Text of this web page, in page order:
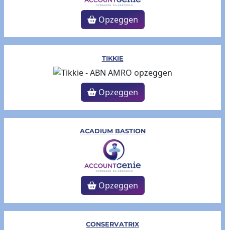
Opzeggen
TIKKIE
Opzeggen
ACADIUM BASTION
Opzeggen
CONSERVATRIX